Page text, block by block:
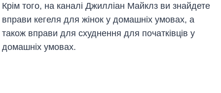
Крім того, на каналі Джилліан Майклз ви знайдете
вправи кегеля для жінок у домашніх умовах, а
також вправи для схуднення для початківців у
домашніх умовах.